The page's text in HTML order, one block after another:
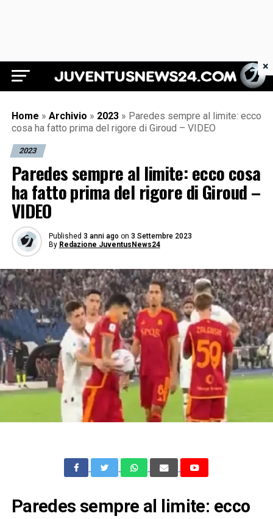
Juventus News 24
Home » Archivio » 2023 » Paredes sempre al limite: ecco
cosa ha fatto prima del rigore di Giroud – VIDEO
2023
Paredes sempre al limite: ecco cosa
ha fatto prima del rigore di Giroud –
VIDEO
Published 3 anni ago on 3 Settembre 2023
By Redazione JuventusNews24
Paredes sempre al limite: ecco
×